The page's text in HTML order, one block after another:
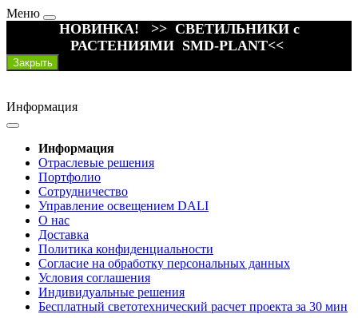
Меню
НОВИНКА! >> СВЕТИЛЬНИКИ с
РАСТЕНИЯМИ SMD-PLANT<<
Закрыть
Информация
Информация
Отраслевые решения
Портфолио
Сотрудничество
Управление освещением DALI
О нас
Доставка
Политика конфиденциальности
Согласие на обработку персональных данных
Условия соглашения
Индивидуальные решения
Бесплатный светотехнический расчет проекта за 30 мин